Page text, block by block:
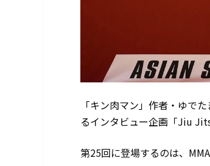
「キン肉マン」作者・ゆで
るインタビュー企画「Jiu
第25回に登場するのは、